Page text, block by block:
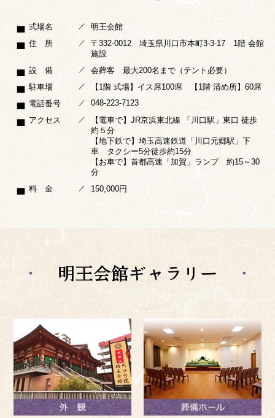
式場名 ／
明王会館
住 所
／
〒332-0012 埼玉県川口市本町3-3-17 1階 会館
施設
設 備
／
会葬客 最大200名まで（テント必要）
駐車場
／
【1階 式場】イス席100席 【1階 清め所】60席
電話番号
／
048-223-7123
アクセス
／
【電車で】JR京浜東北線 「川口駅」東口 徒歩
約５分
【地下鉄で】埼玉高速鉄道「川口元郷駅」下
車 タクシー5分徒歩約15分
【お車で】首都高速「加賀」ランプ 約15～30
分
料 金
／ 150,000円